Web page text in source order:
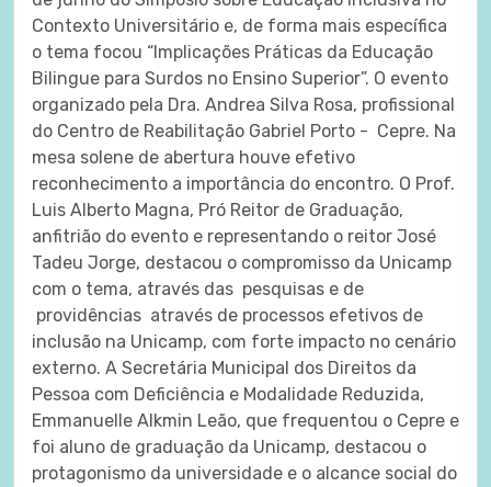
Contexto Universitário e, de forma mais específica
o tema focou “Implicações Práticas da Educação
Bilingue para Surdos no Ensino Superior”. O evento
organizado pela Dra. Andrea Silva Rosa, profissional
do Centro de Reabilitação Gabriel Porto - Cepre. Na
mesa solene de abertura houve efetivo
reconhecimento a importância do encontro. O Prof.
Luis Alberto Magna, Pró Reitor de Graduação,
anfitrião do evento e representando o reitor José
Tadeu Jorge, destacou o compromisso da Unicamp
com o tema, através das pesquisas e de
providências através de processos efetivos de
inclusão na Unicamp, com forte impacto no cenário
externo. A Secretária Municipal dos Direitos da
Pessoa com Deficiência e Modalidade Reduzida,
Emmanuelle Alkmin Leão, que frequentou o Cepre e
foi aluno de graduação da Unicamp, destacou o
protagonismo da universidade e o alcance social do